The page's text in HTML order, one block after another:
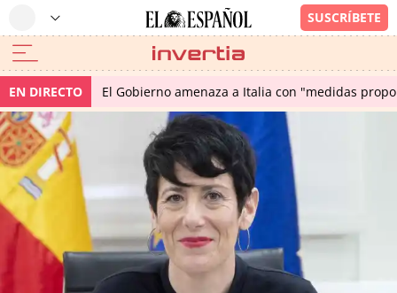
EN DIRECTO El Gobierno amenaza a Italia con "medidas